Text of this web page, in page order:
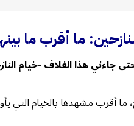
ما أقرب ما
جاءني هذا الغلاف -خيام
ما أقرب مشهدها بالخيام التي